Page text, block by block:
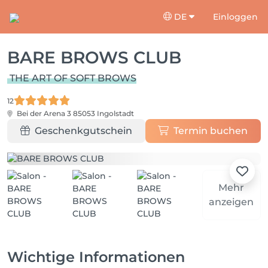
DE Einloggen
BARE BROWS CLUB
THE ART OF SOFT BROWS
12
Bei der Arena 3 85053 Ingolstadt
Geschenkgutschein Termin buchen
Mehr
anzeigen
Wichtige Informationen